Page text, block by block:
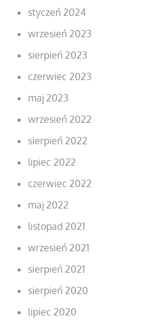
styczeń 2024
wrzesień 2023
sierpień 2023
czerwiec 2023
maj 2023
wrzesień 2022
sierpień 2022
lipiec 2022
czerwiec 2022
maj 2022
listopad 2021
wrzesień 2021
sierpień 2021
sierpień 2020
lipiec 2020